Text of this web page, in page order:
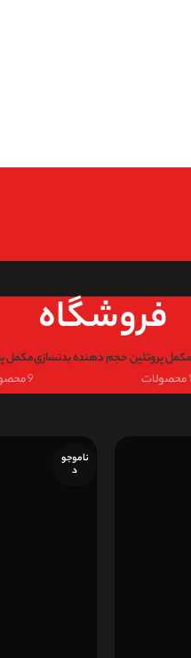
فروشگاه
مکمل پروتئین حجم دهنده بدنسازی
1 محصولات
مکمل
9 محصول
ناموجو
د